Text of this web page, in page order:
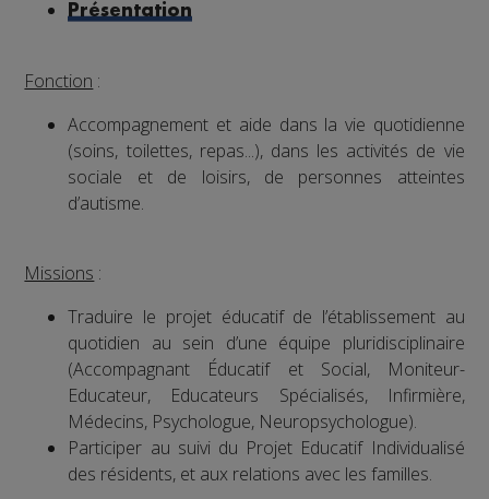
Présentation
Fonction :
Accompagnement et aide dans la vie quotidienne
(soins, toilettes, repas...), dans les activités de vie
sociale et de loisirs, de personnes atteintes
d’autisme.
Missions :
Traduire le projet éducatif de l’établissement au
quotidien au sein d’une équipe pluridisciplinaire
(Accompagnant Éducatif et Social, Moniteur-
Educateur, Educateurs Spécialisés, Infirmière,
Médecins, Psychologue, Neuropsychologue).
Participer au suivi du Projet Educatif Individualisé
des résidents, et aux relations avec les familles.